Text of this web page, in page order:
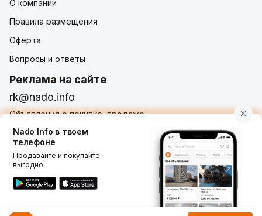
О компании
Правила размещения
Оферта
Вопросы и ответы
Реклама на сайте
rk@nado.info
Объявления о покупке, продаже,
услугах от частных лиц и организаций
Использование nado.info, в том числе и размещение
объявлений на сайте означает принятие условий
nado.info. Оплачивая
оферту о заключении
Nado Info в твоем
телефоне
Продавайте и покупайте
выгодно